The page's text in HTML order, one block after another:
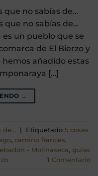
que no sabías de…
que no sabías de…
un pueblo que se
de El Bierzo y
hemos añadido estas
[…]
→
de... | Etiquetado 5 cosas
, camino frances,
- Molinaseca, guias
1 Comentario